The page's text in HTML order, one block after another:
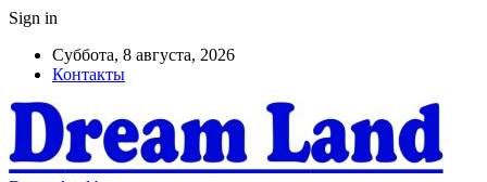
Sign in
Суббота, 8 августа, 2026
Контакты